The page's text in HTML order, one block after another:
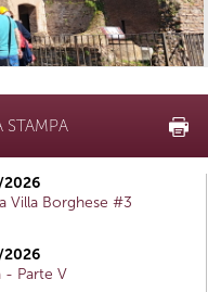
STAMPA
Villa Borghese #3
- Parte V